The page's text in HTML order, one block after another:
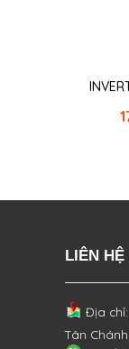
LIÊN HỆ
Địa chỉ:
Tân Chánh